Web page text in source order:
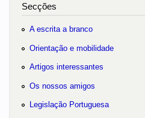
Secções
A escrita a branco
Orientação e mobilidade
Artigos interessantes
Os nossos amigos
Legislação Portuguesa